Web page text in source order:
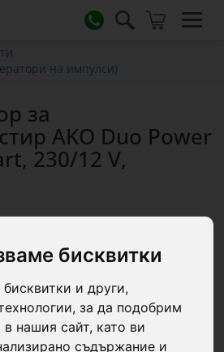
бисквитки
и други,
за да подобрим
нашия сайт, като ви
съдържание и
на импулси)
за
AKO Duo Power
230/12 V,